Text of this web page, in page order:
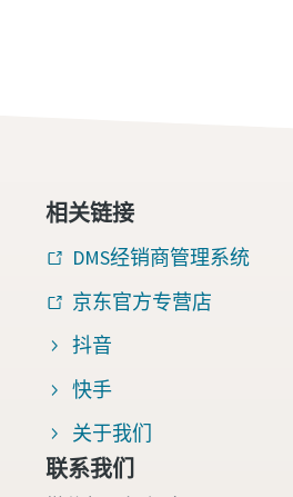
相关链接
DMS经销商管理系统
京东官方专营店
抖音
快手
关于我们
联系我们